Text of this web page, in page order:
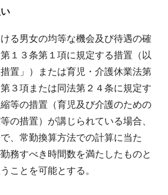
る男女の均等な機会及び待遇の確
１３条第１項に規定する措置（以
置」）または育児・介護休業法第
３項または同法第２４条に規定す
等の措置（育児及び介護のための
の措置）が講じられている場合、
、常勤換算方法での計算に当た
務すべき時間数を満たしたものと
ことを可能とする。